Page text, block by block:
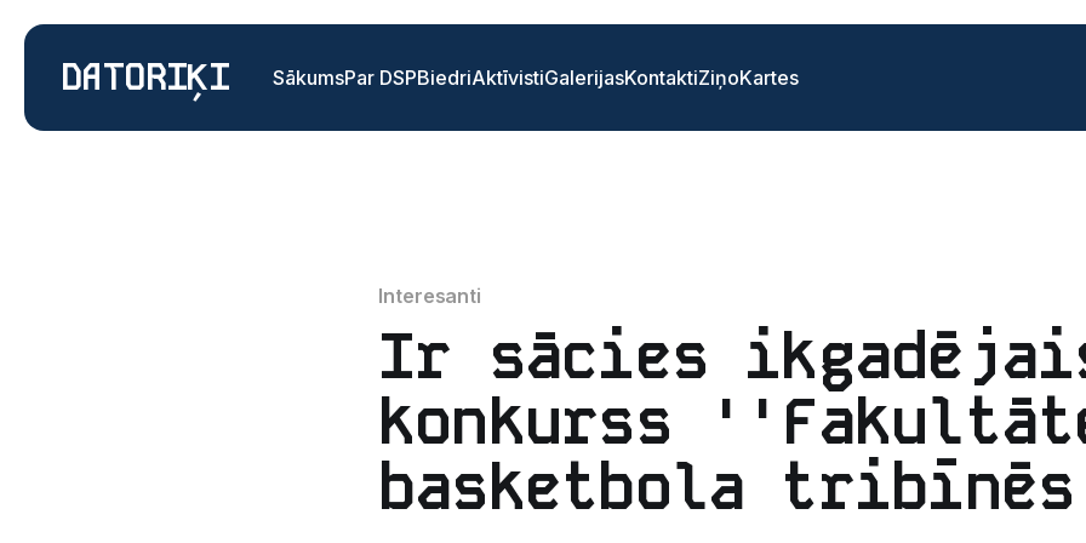
DATORIĶI SākumsPar DSPBiedriAktīvistiGalerijasKontaktiZiņoKartes
Interesanti
Ir sācies
konkurss
basketbola